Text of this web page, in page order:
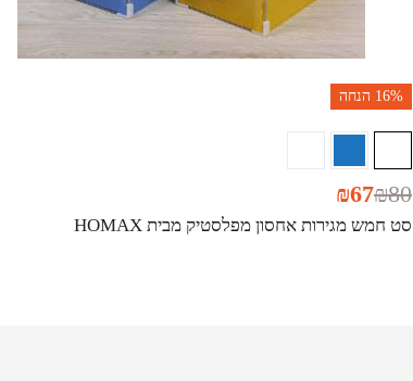
16% הנחה
סט חמש מגירות אחסון מפלסטיק מבית HOMAX
₪80
₪67